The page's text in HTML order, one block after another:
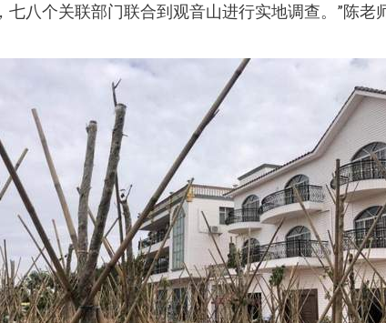
八个关联部门联合到观音山进行实地调查。”陈